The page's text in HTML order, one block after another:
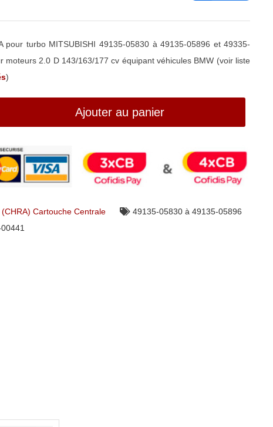
pour turbo MITSUBISHI 49135-05830 à 49135-05896 et 49335-
moteurs 2.0 D 143/163/177 cv équipant véhicules BMW (voir liste
)
Ajouter au panier
Cartouche Centrale
49135-05830 à 49135-05896